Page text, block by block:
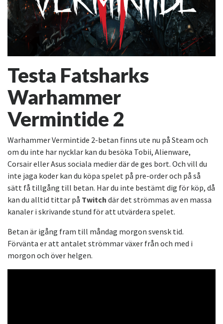
Testa Fatsharks
Warhammer
Vermintide 2
Warhammer Vermintide 2-betan finns ute nu på Steam och
om du inte har nycklar kan du besöka Tobii, Alienware,
Corsair eller Asus sociala medier där de ges bort. Och vill du
inte jaga koder kan du köpa spelet på pre-order och på så
sätt få tillgång till betan. Har du inte bestämt dig för köp, då
kan du alltid tittar på Twitch där det strömmas av en massa
kanaler i skrivande stund för att utvärdera spelet.
Betan är igång fram till måndag morgon svensk tid.
Förvänta er att antalet strömmar växer från och med i
morgon och över helgen.